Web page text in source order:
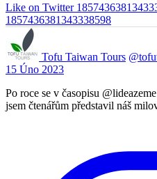
Like on Twitter
1857436381343338598
Tofu Taiwan Tours
15 Úno 2023
Po roce se v časopisu
jsem čtenářům představil náš